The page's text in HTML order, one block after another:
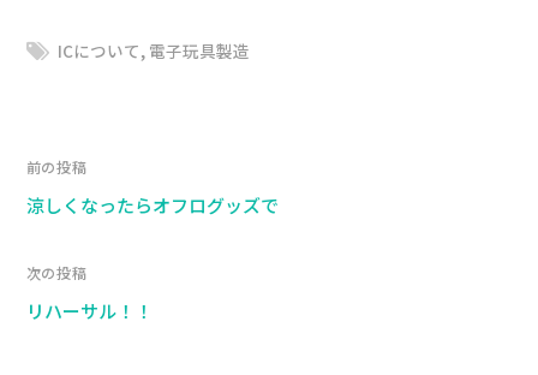
ICについて, 電子玩具製造
前の投稿
涼しくなったらオフログッズで
次の投稿
リハーサル！！